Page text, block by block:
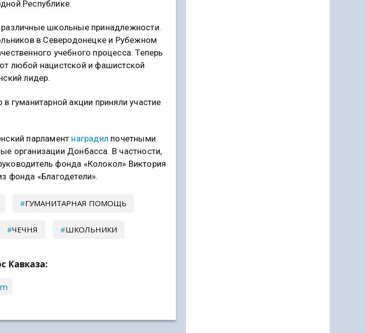
Республике.
школьные принадлежности.
в Северодонецке и Рубежном
учебного процесса. Теперь
любой нацистской и фашистской
лидер.
гуманитарной акции приняли участие
парламент наградил почетными
организации Донбасса. В частности,
фонда «Колокол» Виктория
фонда «Благодетели».
ГУМАНИТАРНАЯ ПОМОЩЬ
ЧЕЧНЯ ШКОЛЬНИКИ
Кавказа: